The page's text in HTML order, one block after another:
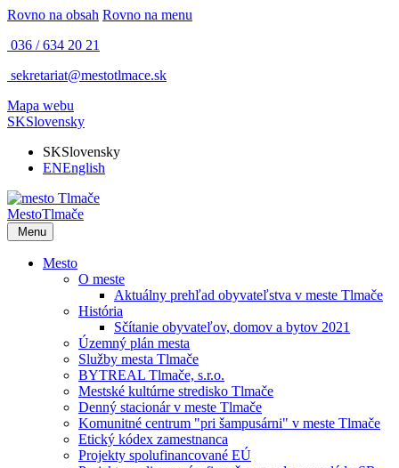
Rovno na obsah Rovno na menu
036 / 634 20 21
sekretariat@mestotlmace.sk
Mapa webu
SKSlovensky
SKSlovensky
ENEnglish
MestoTlmače
Menu
Mesto
O meste
Aktuálny prehľad obyvateľstva v meste Tlmače
História
Sčítanie obyvateľov, domov a bytov 2021
Územný plán mesta
Služby mesta Tlmače
BYTREAL Tlmače, s.r.o.
Mestské kultúrne stredisko Tlmače
Denný stacionár v meste Tlmače
Komunitné centrum "pri šampusárni" v meste Tlmače
Etický kódex zamestnanca
Projekty spolufinancované EÚ